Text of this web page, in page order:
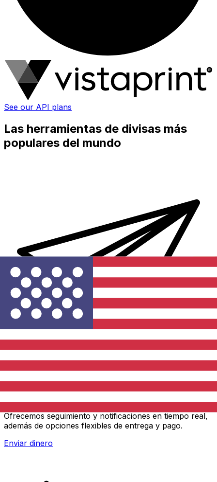
See our API plans
Las herramientas de divisas más
populares del mundo
Ofrecemos seguimiento y notificaciones en tiempo real,
además de opciones flexibles de entrega y pago.
Enviar dinero